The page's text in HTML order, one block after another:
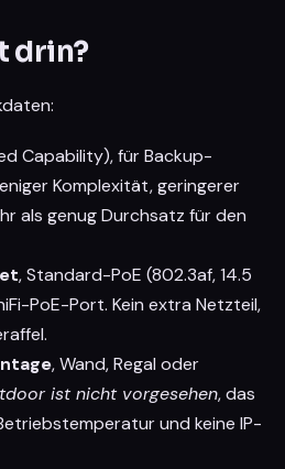
drin?
Capability), für Backup-
Komplexität, geringerer
als genug Durchsatz für den
, Standard-PoE (802.3af, 14.5
PoE-Port. Kein extra Netzteil,
, Wand, Regal oder
ist nicht vorgesehen, das
und keine IP-